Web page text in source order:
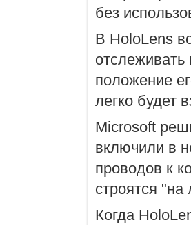
без
В HoloLens
отслеживать
положение
легко будет
Microsoft
включили в
проводов к
строятся
Когда